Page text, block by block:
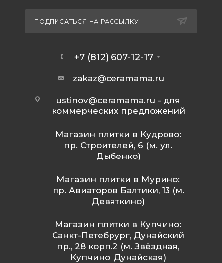
ПОДПИСАТЬСЯ НА РАССЫЛКУ
+7 (812) 607-12-17
zakaz@ceramama.ru
ustinov@ceramama.ru - для
коммерческих предложений
Магазин плитки в Кудрово:
пр. Строителей, 6 (м. ул.
Дыбенко)
Магазин плитки в Мурино:
пр. Авиаторов Балтики, 13 (м.
Девяткино)
Магазин плитки в Купчино:
Санкт-Петебрург, Дунайский
пр., 28 корп.2 (м. Звёздная,
Купчино, Дунайская)